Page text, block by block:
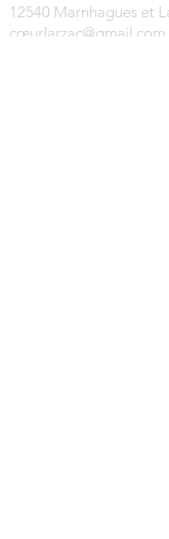
12540 Marnhagues et
cœurlarzac@gmail.com